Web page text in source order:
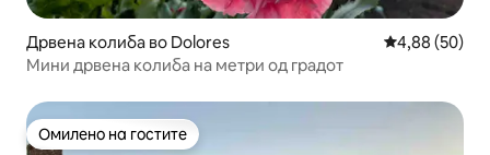
Дрвена колиба во Dolores Просечна
4,88 (50)
Мини дрвена колиба на метри од градот
Омилено на гостите
Омилено на гостите